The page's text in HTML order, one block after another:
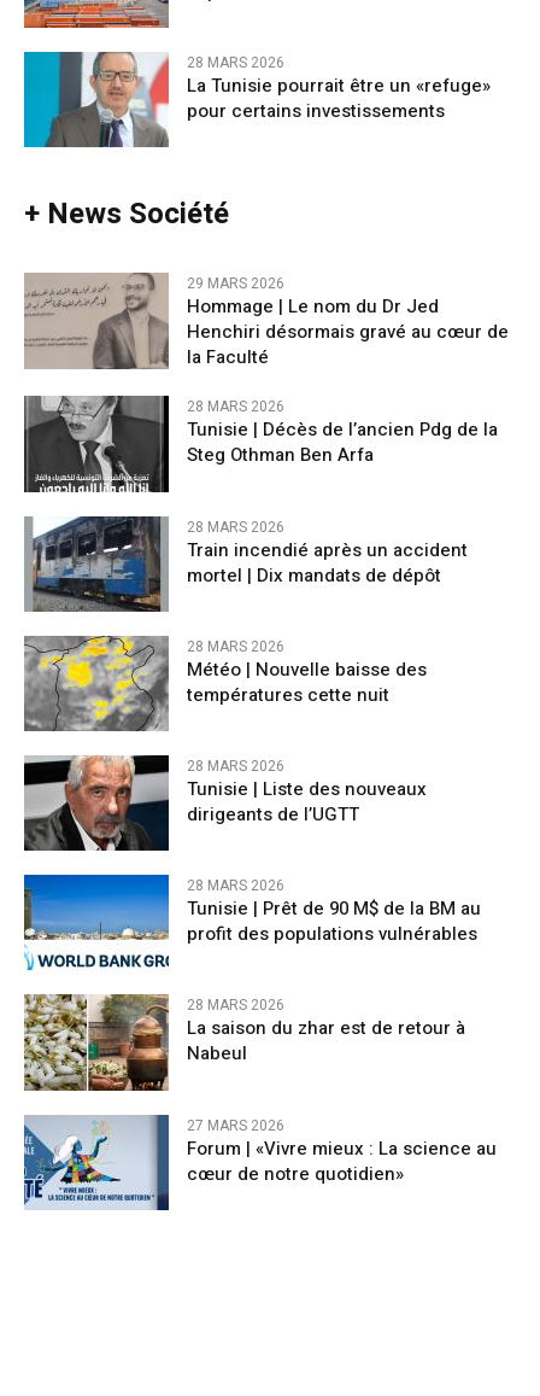
28 MARS 2026
La Tunisie pourrait être un «refuge»
pour certains investissements
+ News Société
29 MARS 2026
Hommage | Le nom du Dr Jed
Henchiri désormais gravé au cœur de
la Faculté
28 MARS 2026
Tunisie | Décès de l’ancien Pdg de la
Steg Othman Ben Arfa
28 MARS 2026
Train incendié après un accident
mortel | Dix mandats de dépôt
28 MARS 2026
Météo | Nouvelle baisse des
températures cette nuit
28 MARS 2026
Tunisie | Liste des nouveaux
dirigeants de l’UGTT
28 MARS 2026
Tunisie | Prêt de 90 M$ de la BM au
profit des populations vulnérables
28 MARS 2026
La saison du zhar est de retour à
Nabeul
27 MARS 2026
Forum | «Vivre mieux : La science au
cœur de notre quotidien»